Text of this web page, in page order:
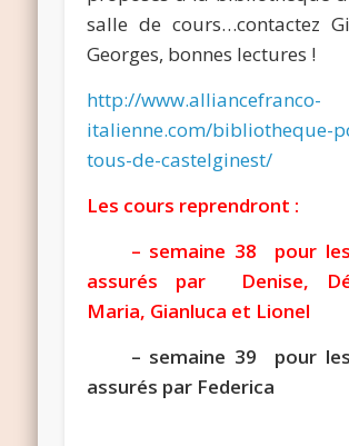
salle de cours…contactez
Georges, bonnes lectures !
http://www.alliancefranco-
italienne.com/bibliotheque-
tous-de-castelginest/
Les cours reprendront :
– semaine 38 pour les
assurés par Denise,
Maria, Gianluca et Lionel
– semaine 39 pour
assurés par Federica